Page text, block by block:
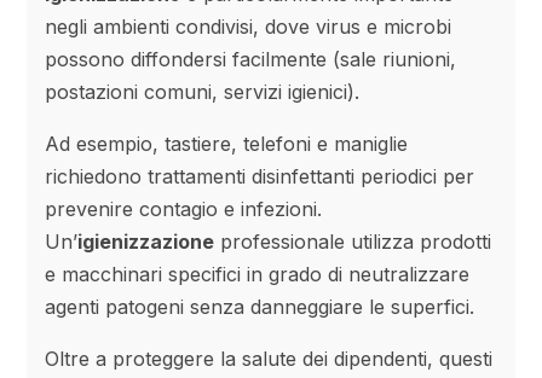
negli ambienti condivisi, dove virus e microbi
possono diffondersi facilmente (sale riunioni,
postazioni comuni, servizi igienici).
Ad esempio, tastiere, telefoni e maniglie
richiedono trattamenti disinfettanti periodici per
prevenire contagio e infezioni.
Un’igienizzazione professionale utilizza prodotti
e macchinari specifici in grado di neutralizzare
agenti patogeni senza danneggiare le superfici.
Oltre a proteggere la salute dei dipendenti, questi